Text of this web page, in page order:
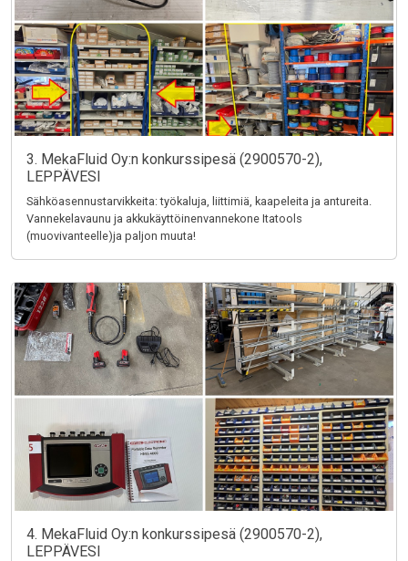
3. MekaFluid Oy:n konkurssipesä (2900570-2),
LEPPÄVESI
Sähköasennustarvikkeita: työkaluja, liittimiä, kaapeleita ja antureita.
Vannekelavaunu ja akkukäyttöinenvannekone Itatools
(muovivanteelle)ja paljon muuta!
4. MekaFluid Oy:n konkurssipesä (2900570-2),
LEPPÄVESI